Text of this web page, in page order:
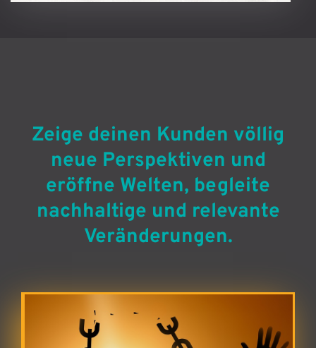
Zeige deinen Kunden völlig
neue Perspektiven und
eröffne Welten, begleite
nachhaltige und relevante
Veränderungen.